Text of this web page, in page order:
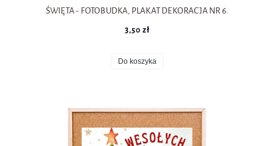
ŚWIĘTA - FOTOBUDKA, PLAKAT DEKORACJA NR 6.
3,50 zł
Do koszyka